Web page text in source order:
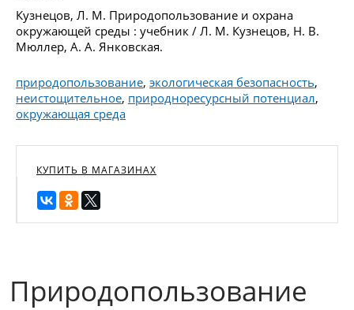
Кузнецов, Л. М. Природопользование и охрана
окружающей среды : учебник / Л. М. Кузнецов, Н. В.
Мюллер, А. А. Янковская.
природопользование, экологическая безопасность,
неистощительное, природноресурсный потенциал,
окружающая среда
КУПИТЬ В МАГАЗИНАХ
Природопользование